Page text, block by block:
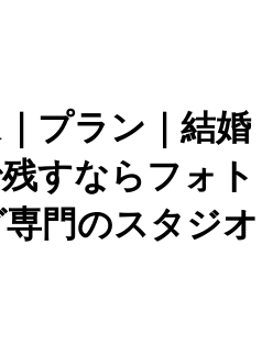
プラン｜結婚
すならフォト
門のスタジオ